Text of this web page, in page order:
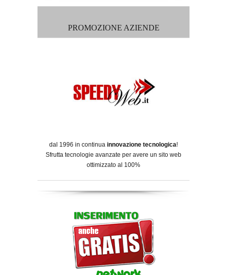
PROMOZIONE AZIENDE
dal 1996 in continua innovazione tecnologica!
Sfrutta tecnologie avanzate per avere un sito web
ottimizzato al 100%